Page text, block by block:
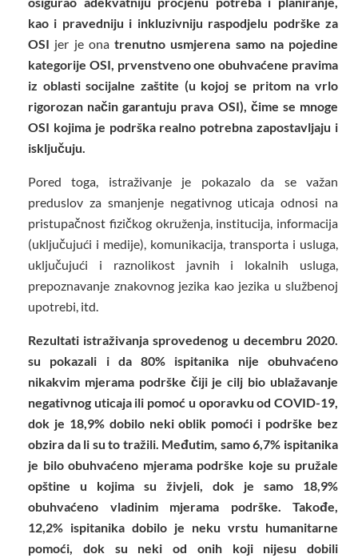
kao i pravedniju i inkluzivniju raspodjelu podrške za
OSI jer je ona trenutno usmjerena samo na pojedine
kategorije OSI, prvenstveno one obuhvaćene pravima
iz oblasti socijalne zaštite (u kojoj se pritom na vrlo
rigorozan način garantuju prava OSI), čime se mnoge
OSI kojima je podrška realno potrebna zapostavljaju i
isključuju.
Pored toga, istraživanje je pokazalo da se važan
preduslov za smanjenje negativnog uticaja odnosi na
pristupačnost fizičkog okruženja, institucija, informacija
(uključujući i medije), komunikacija, transporta i usluga,
uključujući i raznolikost javnih i lokalnih usluga,
prepoznavanje znakovnog jezika kao jezika u službenoj
upotrebi, itd.
Rezultati istraživanja sprovedenog u decembru 2020.
su pokazali i da 80% ispitanika nije obuhvaćeno
nikakvim mjerama podrške čiji je cilj bio ublažavanje
negativnog uticaja ili pomoć u oporavku od COVID-19,
dok je 18,9% dobilo neki oblik pomoći i podrške bez
obzira da li su to tražili. Međutim, samo 6,7% ispitanika
je bilo obuhvaćeno mjerama podrške koje su pružale
opštine u kojima su živjeli, dok je samo 18,9%
obuhvaćeno vladinim mjerama podrške. Takođe,
12,2% ispitanika dobilo je neku vrstu humanitarne
pomoći, dok su neki od onih koji nijesu dobili